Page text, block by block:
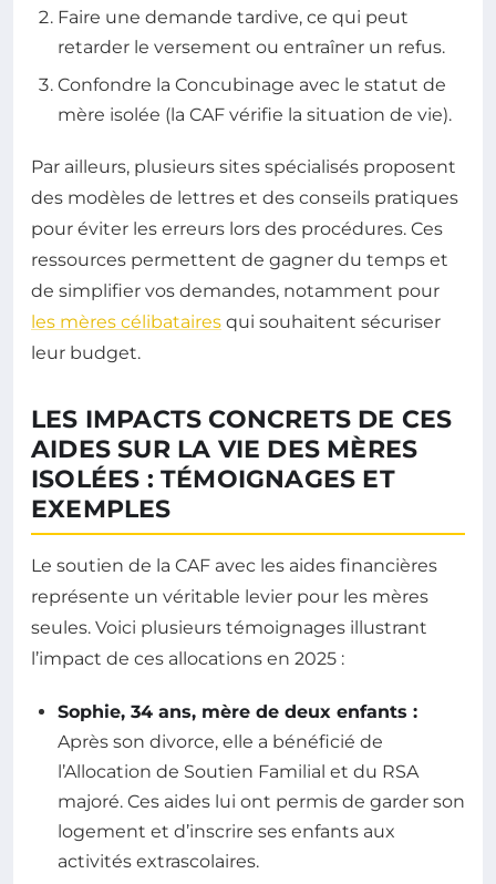
Faire une demande tardive, ce qui peut
retarder le versement ou entraîner un refus.
Confondre la Concubinage avec le statut de
mère isolée (la CAF vérifie la situation de vie).
Par ailleurs, plusieurs sites spécialisés proposent
des modèles de lettres et des conseils pratiques
pour éviter les erreurs lors des procédures. Ces
ressources permettent de gagner du temps et
de simplifier vos demandes, notamment pour
les mères célibataires qui souhaitent sécuriser
leur budget.
LES IMPACTS CONCRETS DE CES
AIDES SUR LA VIE DES MÈRES
ISOLÉES : TÉMOIGNAGES ET
EXEMPLES
Le soutien de la CAF avec les aides financières
représente un véritable levier pour les mères
seules. Voici plusieurs témoignages illustrant
l’impact de ces allocations en 2025 :
Sophie, 34 ans, mère de deux enfants :
Après son divorce, elle a bénéficié de
l’Allocation de Soutien Familial et du RSA
majoré. Ces aides lui ont permis de garder son
logement et d’inscrire ses enfants aux
activités extrascolaires.